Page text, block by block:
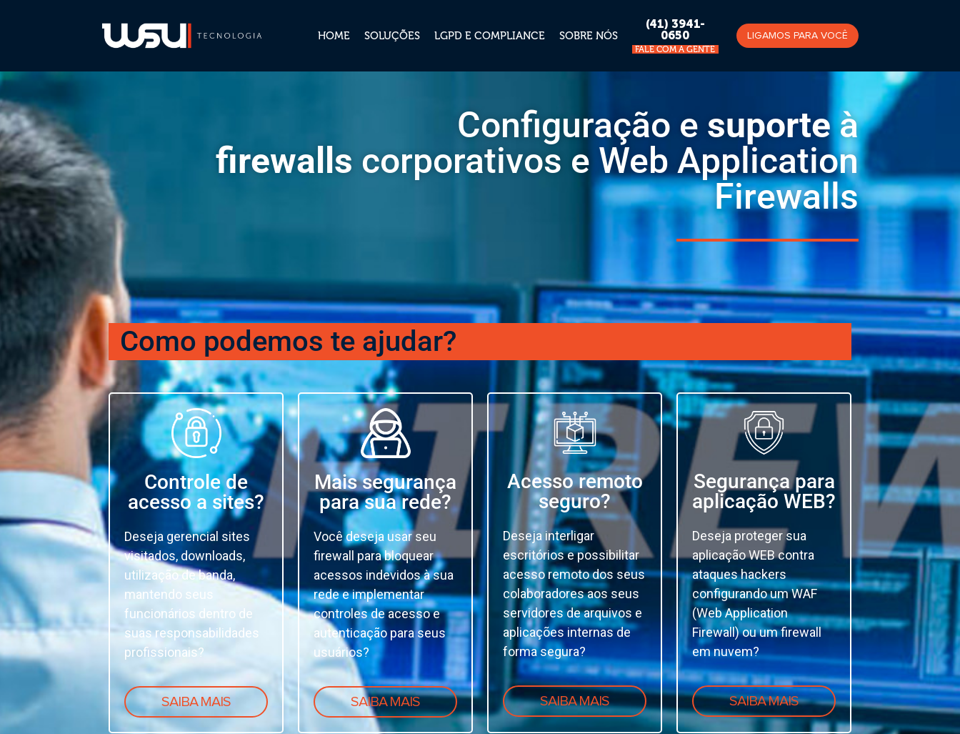
HOME SOLUÇÕES LGPD E COMPLIANCE SOBRE NÓS
(41) 3941-
0650
FALE COM A GENTE
LIGAMOS PARA VOCÊ
Configuração e suporteà
firewalls corporativos e Web Application
Firewalls
Como podemos te ajudar?
Controle de
acesso a sites?
Deseja gerencial sites
visitados, downloads,
utilização de banda,
mantendo seus
funcionários dentro de
suas responsabilidades
profissionais?
SAIBA MAIS
Mais segurança
para sua rede?
Você deseja usar seu
firewall para bloquear
acessos indevidos à sua
rede e implementar
controles de acesso e
autenticação para seus
usuários?
SAIBA MAIS
Acesso remoto
seguro?
Deseja interligar
escritórios e possibilitar
acesso remoto dos seus
colaboradores aos seus
servidores de arquivos e
aplicações internas de
forma segura?
SAIBA MAIS
Segurança para
aplicação WEB?
Deseja proteger sua
aplicação WEB contra
ataques hackers
configurando um WAF
(Web Application
Firewall) ou um firewall
em nuvem?
SAIBA MAIS